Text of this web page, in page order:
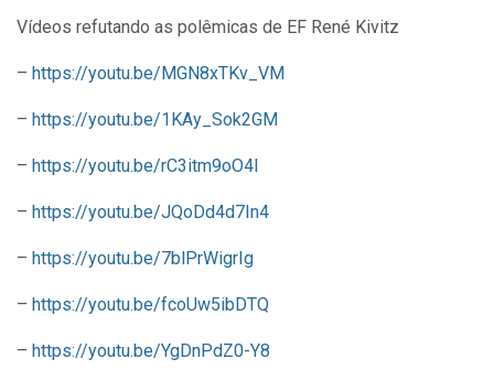
Vídeos refutando as polêmicas de EF René Kivitz
– https://youtu.be/MGN8xTKv_VM
– https://youtu.be/1KAy_Sok2GM
– https://youtu.be/rC3itm9oO4I
– https://youtu.be/JQoDd4d7In4
– https://youtu.be/7blPrWigrIg
– https://youtu.be/fcoUw5ibDTQ
– https://youtu.be/YgDnPdZ0-Y8